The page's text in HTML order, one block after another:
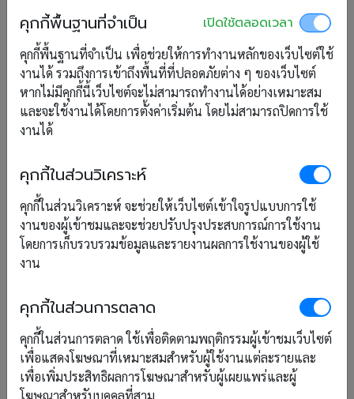
บ่อย ๆ
8. การประกันการเดินทาง
แม้เรื่องนี้ อาจจะดูใหม่กับโรงแรม แต่ทางRoomScopeget
ideaขึ้นมา และเห็นว่าน่าจะช่วยให้แผนการท่องเที่ยวของลูกค้า
ภารกิจกะทันหัน อุบัติเหตุ หรือ อื่น ๆ โดยโรงแรมอาจจะหาบริษัท
ประกันเพื่อเป็นพาร์ทเนอร์ทางธุรกิจ กำหนดเงื่อนไขการรับ
ประกัน ในการดูแลความเสียหาย หรืออุบัติเหตุที่อาจเกิดขึ้นกับ
ลูกค้า (ต้นทุนค่าประกัน อาจรวมไปในราคาห้องไปเลยก็ได้) แต่ขอ
ให้ไม่เป็นการเอาเปรียบลูกค้า ทำบนพื้นฐานของการสร้างความ
ประทับใจให้กับลูกค้า
และทั้งหมดนี้ คือ สิ่งที่จะช่วยให้โรงแรมขนาดเล็กสามารถ
สร้างความแตกต่าง และดึงดูดลูกค้าได้อย่างมีประสิทธิภาพในภาวะ
ตลาดที่มีการแข่งขันสูงในปัจจุบันRoomScopeเรายังมีจุดยืน
เหมือนเดิมที่มุ่งหวังว่าโรงแรมจะลดการพึ่งพา OTA เราพยายาม
พัฒนาระบบอย่างต่อเนื่อง ให้ตอบโจทย์ผู้ประกอบการที่สุด และจะ
คุกกี้พื้นฐานที่จำเป็น เปิดใช้ตลอดเวลา
คุกกี้พื้นฐานที่จำเป็น เพื่อช่วยให้การทำงานหลักของเว็บไซต์ใช้
งานได้ รวมถึงการเข้าถึงพื้นที่ที่ปลอดภัยต่าง ๆ ของเว็บไซต์
หากไม่มีคุกกี้นี้เว็บไซต์จะไม่สามารถทำงานได้อย่างเหมาะสม
และจะใช้งานได้โดยการตั้งค่าเริ่มต้น โดยไม่สามารถปิดการใช้
งานได้
คุกกี้ในส่วนวิเคราะห์
คุกกี้ในส่วนวิเคราะห์ จะช่วยให้เว็บไซต์เข้าใจรูปแบบการใช้
งานของผู้เข้าชมและจะช่วยปรับปรุงประสบการณ์การใช้งาน
โดยการเก็บรวบรวมข้อมูลและรายงานผลการใช้งานของผู้ใช้
งาน
คุกกี้ในส่วนการตลาด
คุกกี้ในส่วนการตลาด ใช้เพื่อติดตามพฤติกรรมผู้เข้าชมเว็บไซต์
เพื่อแสดงโฆษณาที่เหมาะสมสำหรับผู้ใช้งานแต่ละรายและ
เพื่อเพิ่มประสิทธิผลการโฆษณาสำหรับผู้เผยแพร่และผู้
โฆษณาสำหรับบุคคลที่สาม